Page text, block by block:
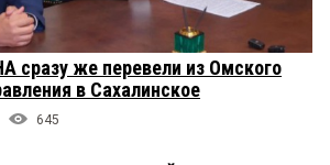
сразу же перевели из Омского
в Сахалинское
645